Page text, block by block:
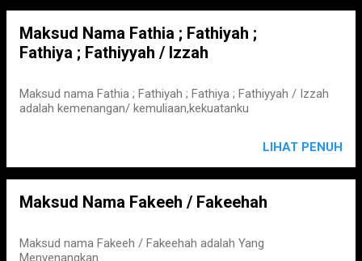
Maksud Nama Fathia ; Fathiyah ;
Fathiya ; Fathiyyah / Izzah
Maksud nama Fathia ; Fathiyah ; Fathiya ; Fathiyyah / Izzah
adalah kemenangan/ kemuliaan,kekuatanku
LIHAT PENUH
Maksud Nama Fakeeh / Fakeehah
Maksud nama Fakeeh / Fakeehah adalah Yang
Menyenangkan